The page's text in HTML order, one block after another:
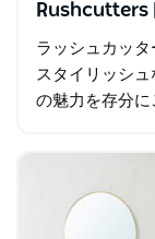
Rushcutters
ラッシュカッタ
スタイリッシ
の魅力を存分に
性、プライバ